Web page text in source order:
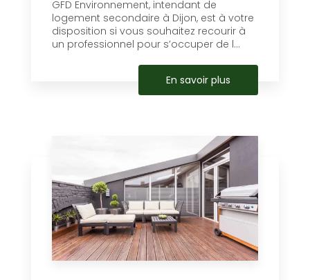
GFD Environnement, intendant de
logement secondaire à Dijon, est à votre
disposition si vous souhaitez recourir à
un professionnel pour s’occuper de l...
En savoir plus